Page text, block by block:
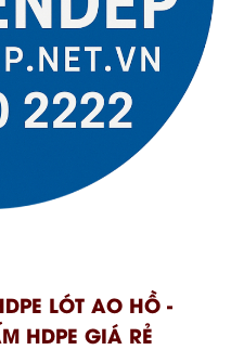
LÓT AO HỒ -
HDPE GIÁ RẺ